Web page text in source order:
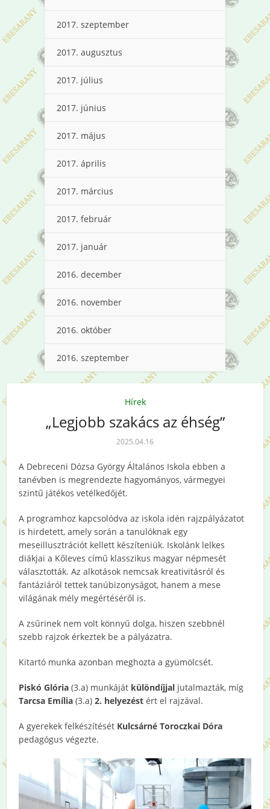
2017. szeptember
2017. augusztus
2017. július
2017. június
2017. május
2017. április
2017. március
2017. február
2017. január
2016. december
2016. november
2016. október
2016. szeptember
Hírek
„Legjobb szakács az éhség”
2025.04.16
A Debreceni Dózsa György Általános Iskola ebben a
tanévben is megrendezte hagyományos, vármegyei
szintű játékos vetélkedőjét.
A programhoz kapcsolódva az iskola idén rajzpályázatot
is hirdetett, amely során a tanulóknak egy
meseillusztrációt kellett készíteniük. Iskolánk lelkes
diákjai a Kőleves című klasszikus magyar népmesét
választották. Az alkotások nemcsak kreativitásról és
fantáziáról tettek tanúbizonyságot, hanem a mese
világának mély megértéséről is.
A zsűrinek nem volt könnyű dolga, hiszen szebbnél
szebb rajzok érkeztek be a pályázatra.
Kitartó munka azonban meghozta a gyümölcsét.
Piskó Glória (3.a) munkáját különdíjjal jutalmazták, míg
Tarcsa Emília (3.a)2. helyezést ért el rajzával.
A gyerekek felkészítését Kulcsárné Toroczkai Dóra
pedagógus végezte.